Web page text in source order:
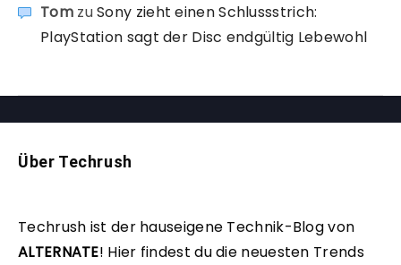
TomzuSony zieht einen Schlussstrich:
PlayStation sagt der Disc endgültig Lebewohl
Über Techrush
Techrush ist der hauseigene Technik-Blog von
ALTERNATE! Hier findest du die neuesten Trends